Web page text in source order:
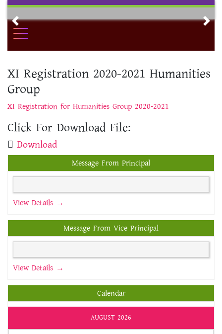
Skip
contentPrevious
XI Registration 2020-2021 Humanities
Group
XI Registration for Humanities Group 2020-2021
Click For Download File:
Download
Message From Principal
View Details →
Message From Vice Principal
View Details →
Calendar
AUGUST 2026